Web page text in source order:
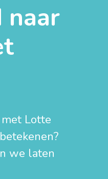
naar
Lotte
we laten